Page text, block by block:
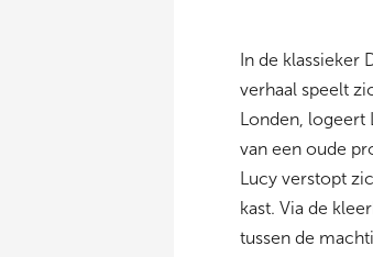
In de klassieker
verhaal speelt
Londen, logeert
van een oude
Lucy verstopt
kast. Via de
tussen de